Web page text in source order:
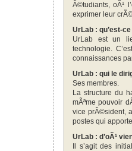
Ã©tudiants, oÃ¹
exprimer leur
UrLab : qu’est-
UrLab est un
technologie.
connaissances
UrLab : qui le
Ses membres.
La structure du
mÃªme pouvoir
vice prÃ©sident,
postes qui
UrLab : d’oÃ¹
Il s’agit des